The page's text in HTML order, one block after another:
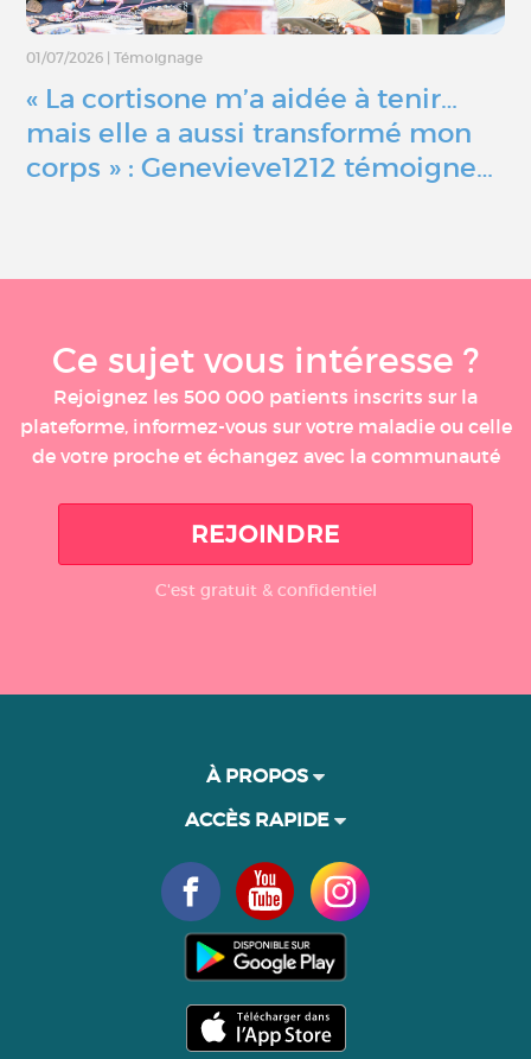
01/07/2026 Témoignage
« La cortisone m’a aidée à tenir…
mais elle a aussi transformé mon
corps » : Genevieve1212 témoigne…
Ce sujet vous intéresse ?
Rejoignez les 500 000 patients inscrits sur la
plateforme, informez-vous sur votre maladie ou celle
de votre proche et échangez avec la communauté
REJOINDRE
C'est gratuit & confidentiel
À PROPOS
ACCÈS RAPIDE